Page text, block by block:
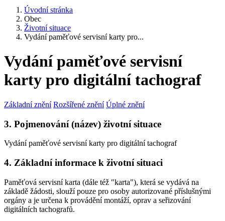
Úvodní stránka
Obec
Životní situace
Vydání paměťové servisní karty pro...
Vydání paměťové servisní
karty pro digitální tachograf
Základní znění Rozšířené znění Úplné znění
3. Pojmenování (název) životní situace
Vydání paměťové servisní karty pro digitální tachograf
4. Základní informace k životní situaci
Paměťová servisní karta (dále též "karta"), která se vydává na
základě žádosti, slouží pouze pro osoby autorizované příslušnými
orgány a je určena k provádění montáží, oprav a seřizování
digitálních tachografů.